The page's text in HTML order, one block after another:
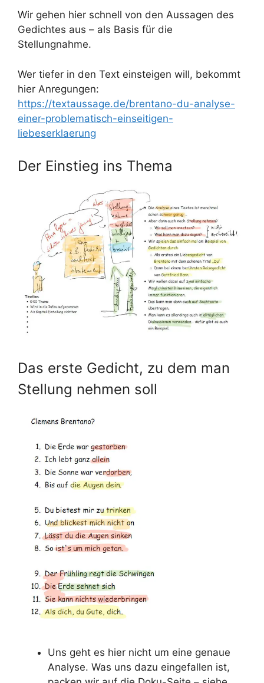
Wir gehen hier schnell von den Aussagen des
Gedichtes aus – als Basis für die
Stellungnahme.
Wer tiefer in den Text einsteigen will, bekommt
hier Anregungen:
https://textaussage.de/brentano-du-analyse-
einer-problematisch-einseitigen-
liebeserklaerung
Der Einstieg ins Thema
Das erste Gedicht, zu dem man
Stellung nehmen soll
Uns geht es hier nicht um eine genaue
Analyse. Was uns dazu eingefallen ist,